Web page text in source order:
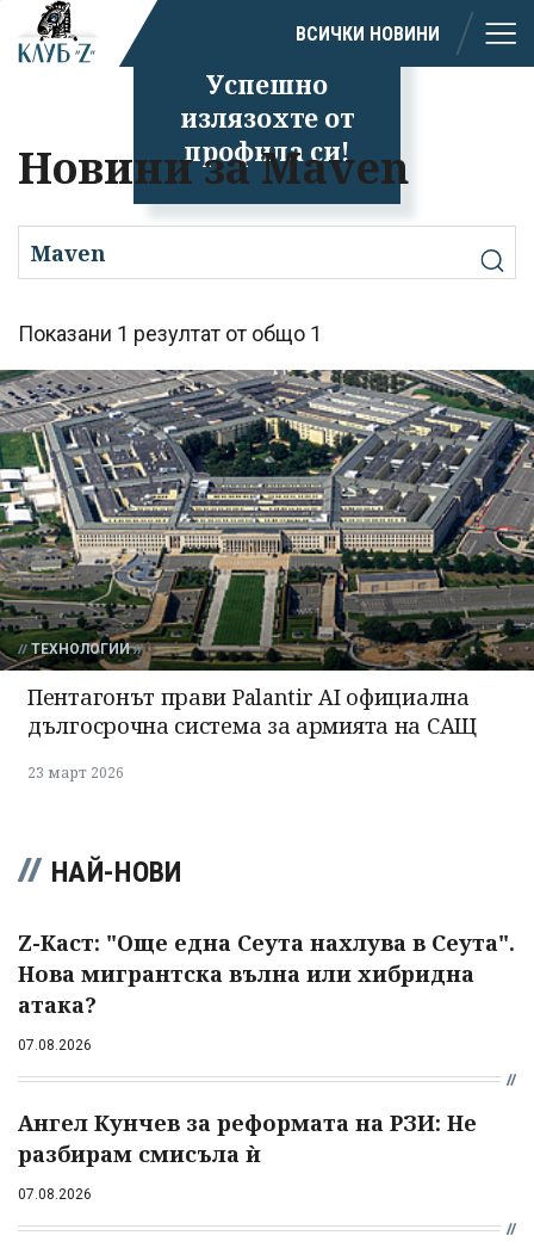
Успешно
излязохте от
профила си!
ВСИЧКИ НОВИНИ
Новини за Maven
Показани 1 резултат от общо 1
ТЕХНОЛОГИИ
Пентагонът прави Palantir AI официална
дългосрочна система за армията на САЩ
23 март 2026
НАЙ-НОВИ
Z-Каст: "Още една Сеута нахлува в Сеута".
Нова мигрантска вълна или хибридна
атака?
07.08.2026
Ангел Кунчев за реформата на РЗИ: Не
разбирам смисъла ѝ
07.08.2026